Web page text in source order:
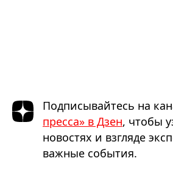
Подписывайтесь на
пресса» в Дзен, чтобы
новостях и взгляде
важные события.